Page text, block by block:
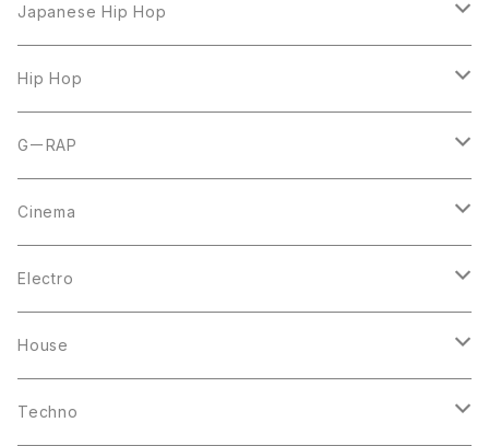
LP
7inch
CD
12inch
10inch
Casette Tape
Japanese Hip Hop
12inch
LP
Hip Hop
LP
12inch
CD
GーRAP
12inch
LP
Cinema
LP
12inch
DVD
Electro
12inch
LP
House
LP
Techno